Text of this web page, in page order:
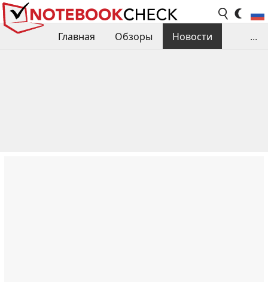
Главная Обзоры
Новости
...